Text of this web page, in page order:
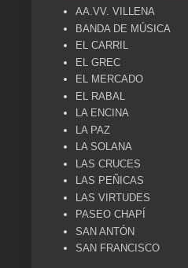
AA.VV. VILLENA
BANDA DE MÚSICA
EL CARRIL
EL GREC
EL MERCADO
EL RABAL
LA ENCINA
LA PAZ
LA SOLANA
LAS CRUCES
LAS PEÑICAS
LAS VIRTUDES
PASEO CHAPÍ
SAN ANTÓN
SAN FRANCISCO